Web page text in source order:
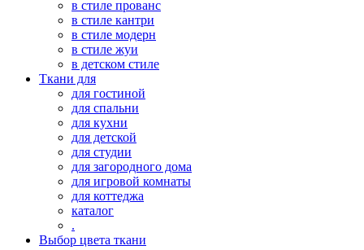
в стиле прованс
в стиле кантри
в стиле модерн
в стиле жуи
в детском стиле
Ткани для
для гостиной
для спальни
для кухни
для детской
для студии
для загородного дома
для игровой комнаты
для коттеджа
каталог
.
Выбор цвета ткани